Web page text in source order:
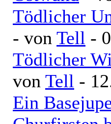
Tödlicher
- von Tell -
Tödlicher
von Tell -
Ein